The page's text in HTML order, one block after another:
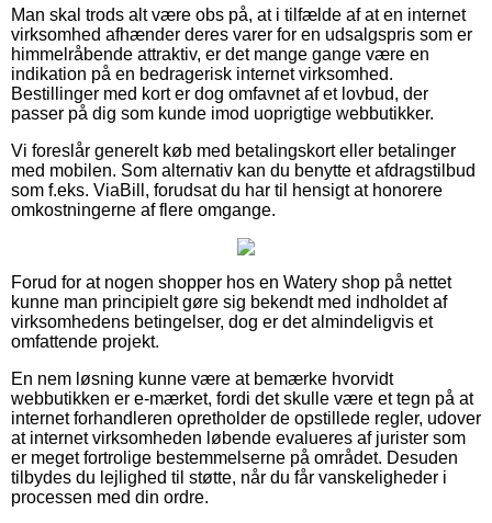
Man skal trods alt være obs på, at i tilfælde af at en internet
virksomhed afhænder deres varer for en udsalgspris som er
himmelråbende attraktiv, er det mange gange være en
indikation på en bedragerisk internet virksomhed.
Bestillinger med kort er dog omfavnet af et lovbud, der
passer på dig som kunde imod uoprigtige webbutikker.
Vi foreslår generelt køb med betalingskort eller betalinger
med mobilen. Som alternativ kan du benytte et afdragstilbud
som f.eks. ViaBill, forudsat du har til hensigt at honorere
omkostningerne af flere omgange.
Forud for at nogen shopper hos en Watery shop på nettet
kunne man principielt gøre sig bekendt med indholdet af
virksomhedens betingelser, dog er det almindeligvis et
omfattende projekt.
En nem løsning kunne være at bemærke hvorvidt
webbutikken er e-mærket, fordi det skulle være et tegn på at
internet forhandleren opretholder de opstillede regler, udover
at internet virksomheden løbende evalueres af jurister som
er meget fortrolige bestemmelserne på området. Desuden
tilbydes du lejlighed til støtte, når du får vanskeligheder i
processen med din ordre.